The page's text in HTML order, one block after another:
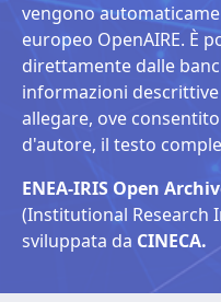
vengono
europeo OpenAIRE. È
direttamente dalle
informazioni
allegare, ove
d'autore, il testo
ENEA-IRIS Open
(Institutional Research
sviluppata da CINECA.